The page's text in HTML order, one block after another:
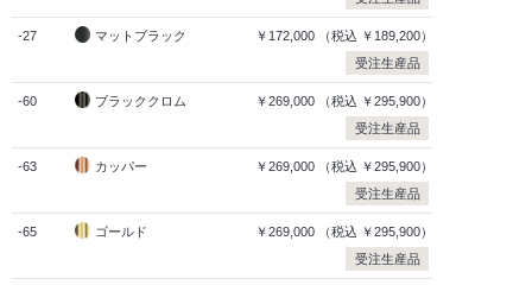
-27 マットブラック ￥172,000 （税込 ￥189,200）
受注生産品
-60 ブラッククロム ￥269,000 （税込 ￥295,900）
受注生産品
-63 カッパー ￥269,000 （税込 ￥295,900）
受注生産品
-65 ゴールド ￥269,000 （税込 ￥295,900）
受注生産品